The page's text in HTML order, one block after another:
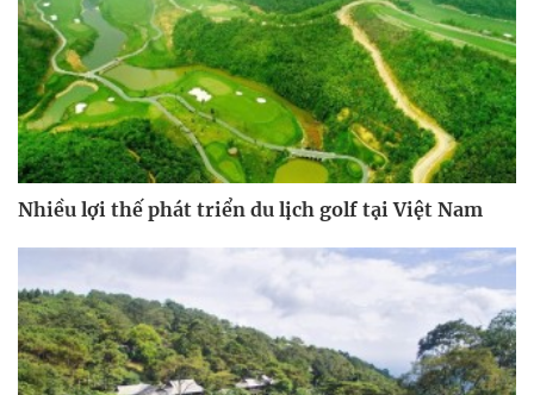
Nhiều lợi thế phát triển du lịch golf tại Việt Nam